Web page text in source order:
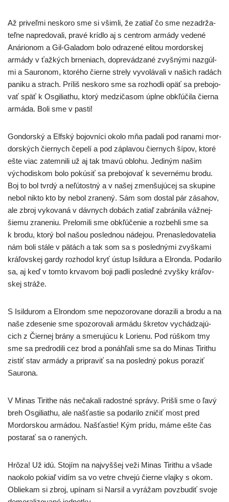
Až pri­veľ­mi nesko­ro sme si všim­li, že zatiaľ čo sme neza­dr­ža­
teľ­ne napre­do­va­li, pra­vé kríd­lo aj s cen­trom armá­dy vede­né
Anárionom a Gil-Galadom bolo odra­ze­né eli­tou mor­dor­skej
armá­dy v ťaž­kých brne­niach, dopre­vá­dza­né zvyš­ný­mi naz­gúl­
mi a Sauronom, kto­ré­ho čier­ne stre­ly vyvo­lá­va­li v našich radách
pani­ku a strach. Príliš nesko­ro sme sa roz­hod­li opäť sa pre­bo­jo­
vať späť k Osgiliathu, kto­rý medzi­ča­som úpl­ne obkľú­či­la čier­na
armá­da. Boli sme v pasti!
Gondorský a Elfský bojov­ní­ci oko­lo mňa pada­li pod rana­mi mor­
dor­ských čier­nych čepe­lí a pod zápla­vou čier­nych šípov, kto­ré
ešte viac zatem­ni­li už aj tak tma­vú oblo­hu. Jediným našim
výcho­dis­kom bolo pokú­siť sa pre­bo­jo­vať k sever­né­mu bro­du.
Boj to bol tvr­dý a neľú­tost­ný a v našej zmen­šu­jú­cej sa sku­pi­ne
nebol nikto kto by nebol zra­ne­ný. Sám som dostal pár zása­hov,
ale zbroj vyko­va­ná v dáv­nych dobách zatiaľ zabrá­ni­la váž­nej­
šie­mu zra­ne­niu. Prelomili sme obkľú­če­nie a roz­beh­li sme sa
k bro­du, kto­rý bol našou posled­nou náde­jou. Prenasledovatelia
nám boli stá­le v pätách a tak som sa s posled­ný­mi zvyš­ka­mi
krá­ľov­skej gar­dy roz­ho­dol kryť ústup Isildura a Elronda. Podarilo
sa, aj keď v tom­to krva­vom boji pad­li posled­né zvyš­ky krá­ľov­
skej stráže.
S Isildurom a Elrondom sme nepo­zo­ro­va­ne dora­zi­li a bro­du a na
naše zde­se­nie sme spo­zo­ro­va­li armá­du škre­tov vychá­dza­jú­
cich z Čiernej brá­ny a sme­ru­jú­cu k Lorienu. Pod rúš­kom tmy
sme sa pred­ro­di­li cez brod a ponáh­ľa­li sme sa do Minas Tirithu
zis­tiť stav armá­dy a pri­pra­viť sa na posled­ný pokus pora­ziť
Saurona.
V Minas Tirithe nás neča­ka­li radost­né sprá­vy. Prišli sme o ľavý
breh Osgiliathu, ale našťas­tie sa poda­ri­lo zni­čiť most pred
Mordorskou armá­dou. Našťastie! Kým prí­du, máme ešte čas
posta­rať sa o ranených.
Hrôza! Už idú. Stojím na naj­vyš­šej veži Minas Tirithu a vša­de
naoko­lo pokiaľ vidím sa vo vet­re chve­jú čier­ne vlaj­ky s okom.
Obliekam si zbroj, upí­nam si Narsil a vyrá­žam povzbu­diť svo­je